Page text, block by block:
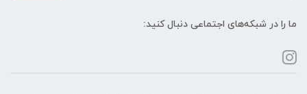
ما را در شبکه‌های اجتماعی دنبال کنید: